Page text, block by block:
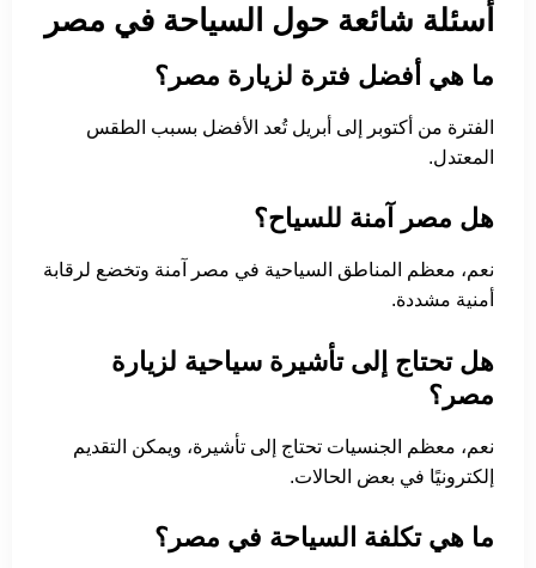
أسئلة شائعة حول السياحة في مصر
ما هي أفضل فترة لزيارة مصر؟
الفترة من أكتوبر إلى أبريل تُعد الأفضل بسبب الطقس
المعتدل.
هل مصر آمنة للسياح؟
نعم، معظم المناطق السياحية في مصر آمنة وتخضع لرقابة
أمنية مشددة.
هل تحتاج إلى تأشيرة سياحية لزيارة
مصر؟
نعم، معظم الجنسيات تحتاج إلى تأشيرة، ويمكن التقديم
إلكترونيًا في بعض الحالات.
ما هي تكلفة السياحة في مصر؟